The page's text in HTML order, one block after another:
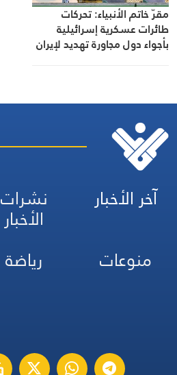
مقرّ خاتم الأنبياء: تحركات
طائرات عسكرية إسرائيلية
بأجواء دول مجاورة تهديد لإيران
آخر الأخبار نشرات
الأخبار
منوعات
رياضة